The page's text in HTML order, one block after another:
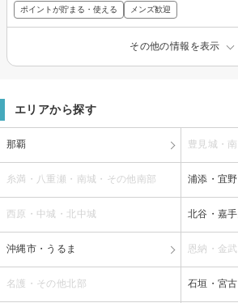
ポイントが貯まる・使える メンズ歓迎
その他の情報を表示
エリアから探す
那覇 豊見城・
糸満・八重瀬・南城・その他南部 浦添・宜
西原・中城・北中城 北谷・嘉
沖縄市・うるま 恩納・金
名護・その他北部 石垣・宮